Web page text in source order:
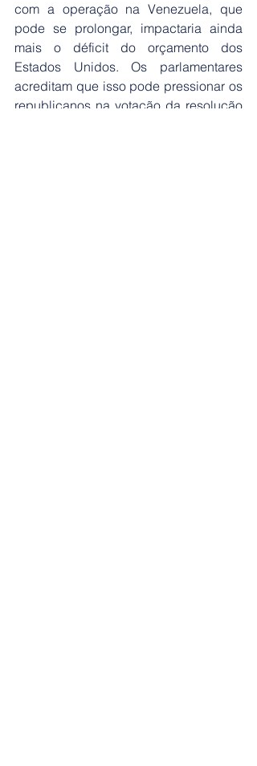
com a operação na Venezuela, que
pode se prolongar, impactaria ainda
mais o déficit do orçamento dos
Estados Unidos. Os parlamentares
acreditam que isso pode pressionar os
republicanos na votação da resolução